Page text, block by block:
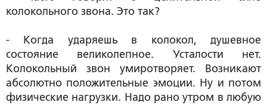
колокольного звона. Это так?
- Когда ударяешь в колокол, душевное
состояние великолепное. Усталости нет.
Колокольный звон умиротворяет. Возникают
абсолютно положительные эмоции. Ну и потом
физические нагрузки. Надо рано утром в любую